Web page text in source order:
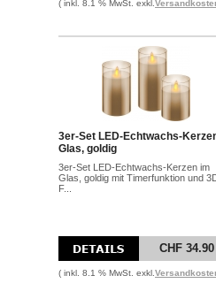
( inkl. 8.1 % MwSt. exkl.
3er-Set LED-Echtwachs-
Glas, goldig
3er-Set LED-Echtwachs-Kerzen im
Glas, goldig mit Timerfunktion und
F...
CHF 34.90
( inkl. 8.1 % MwSt. exkl.